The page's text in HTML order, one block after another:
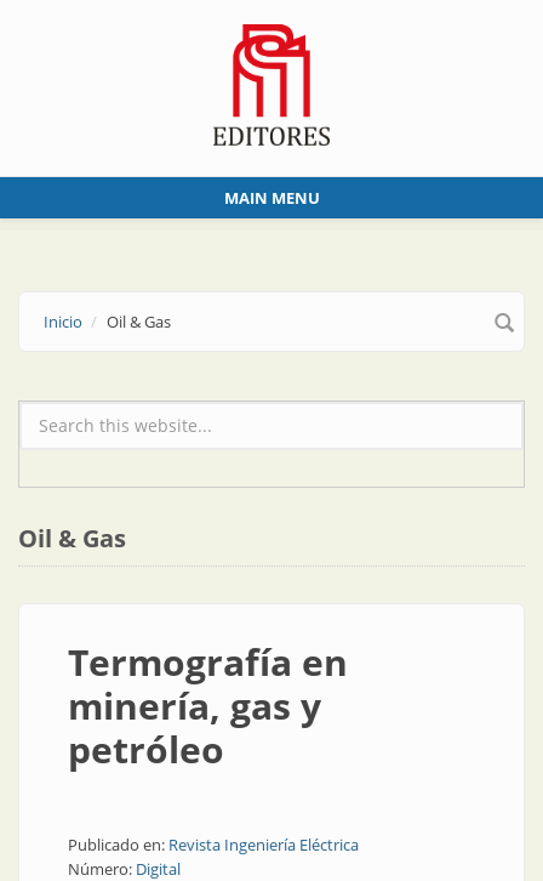
MAIN MENU
Inicio Oil & Gas
Formulario de búsqueda
Oil & Gas
Termografía en
minería, gas y
petróleo
Publicado en: Revista Ingeniería Eléctrica
Número: Digital